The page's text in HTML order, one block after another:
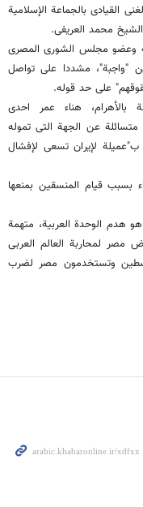
بالجماعة الإسلامیة
محمد العریفی.
وعضو مجلس الشورى المصری
"واجبة"، مشددا على تواصل
على حد قوله.
بالأهرام، هناء عمر احدى
عن الجهة التی تموله
لإیران تسعى لإفشال
بسبب قیام المنسقین بمنعها
هدم الوحدة العربیة، متهمة
مصر لمحاربة العالم العربی
وتستخدمون مصر لضرب